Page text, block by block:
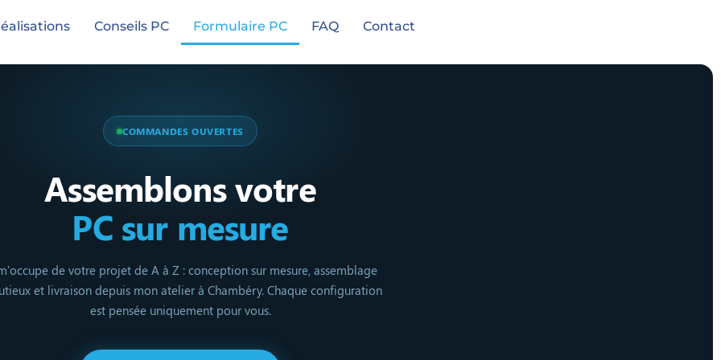
Conseils PC Formulaire PC FAQ Contact
COMMANDES OUVERTES
Assemblons votre
PC sur mesure
de votre projet de A à Z : conception sur mesure, assemblage
et livraison depuis mon atelier à Chambéry. Chaque configuration
est pensée uniquement pour vous.